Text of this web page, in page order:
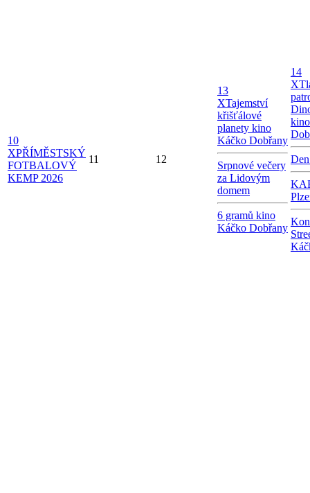
10
XPŘÍMĚSTSKÝ
FOTBALOVÝ
KEMP 2026
11 12
13
XTajemství
křišťálové
planety kino
Káčko Dobřany
Srpnové večery
za Lidovým
domem
6 gramů kino
Káčko Dobřany
14
X